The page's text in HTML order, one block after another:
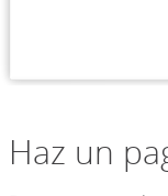
Haz un